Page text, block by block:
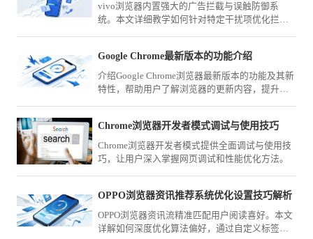
vivo浏览器内置强大的广告拦截与误触防御系
统。本文详细教学如何针对特定干扰项优化拦截
Google Chrome最新版本的功能介绍
介绍Google Chrome浏览器最新版本的功能及其新
特性，帮助用户了解浏览器的更新内容，提升使
Chrome浏览器开发者模式调试与使用技巧
Chrome浏览器开发者模式提供全面调试与使用技
巧，让用户深入掌握网页调试和性能优化方法。
OPPO浏览器资讯推荐系统优化设置技巧解析
OPPO浏览器资讯流精准匹配用户阅读喜好。本文
详解如何深度优化算法偏好，通过自定义标签、